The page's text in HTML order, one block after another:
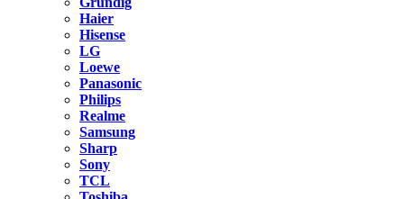
Haier
Hisense
LG
Loewe
Panasonic
Philips
Realme
Samsung
Sharp
Sony
TCL